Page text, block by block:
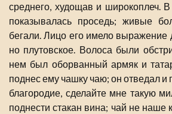
среднего, худощав и широкоплеч.
показывалась проседь; живые
бегали. Лицо его имело выражение
но плутовское. Волоса были
нем был оборванный армяк и
поднес ему чашку чаю; он отведал
благородие, сделайте мне такую
поднести стакан вина; чай не наше